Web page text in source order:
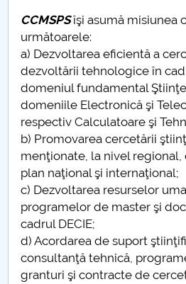
CCMSPSîşi asumă misiunea
următoarele:
a) Dezvoltarea eficientă a
dezvoltării tehnologice în
domeniul fundamental
domeniile Electronică şi
respectiv Calculatoare şi
b) Promovarea cercetării
menţionate, la nivel regional,
plan naţional şi internaţional;
c) Dezvoltarea resurselor
programelor de master şi
cadrul DECIE;
d) Acordarea de suport
consultanţă tehnică,
granturi şi contracte de